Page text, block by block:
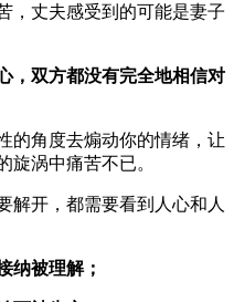
，丈夫感受到的可能是妻子
，双方都没有完全地相信对
的角度去煽动你的情绪，让
旋涡中痛苦不已。
解开，都需要看到人心和人
纳被理解；